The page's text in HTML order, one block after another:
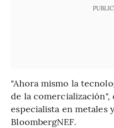
"Ahora mismo la
de la comercialización",
especialista en metales
BloombergNEF.